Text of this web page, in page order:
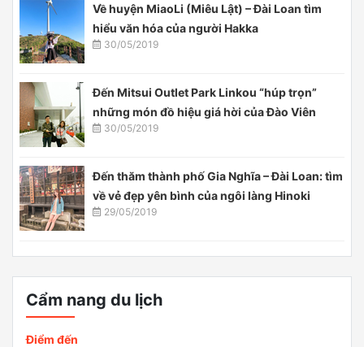
Cẩm nang du lịch
Điểm đến
Về huyện MiaoLi (Miêu Lật) – Đài Loan tìm
hiểu văn hóa của người Hakka
30/05/2019
Đến Mitsui Outlet Park Linkou “húp trọn”
những món đồ hiệu giá hời của Đào Viên
30/05/2019
Đến thăm thành phố Gia Nghĩa – Đài Loan: tìm
về vẻ đẹp yên bình của ngôi làng Hinoki
29/05/2019